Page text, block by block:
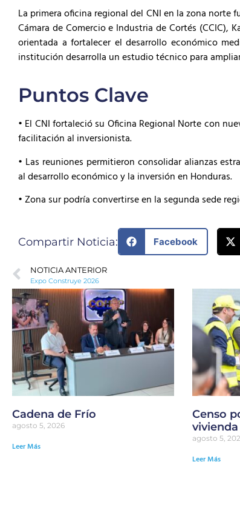
La primera oficina regional del CNI en la zona norte
Cámara de Comercio e Industria de Cortés (CCIC),
orientada a fortalecer el desarrollo económico
institución desarrolla un estudio técnico para
Puntos Clave
• El CNI fortaleció su Oficina Regional Norte con
facilitación al inversionista.
• Las reuniones permitieron consolidar alianzas
al desarrollo económico y la inversión en Honduras.
• Zona sur podría convertirse en la segunda sede
Compartir Noticia: Facebook
NOTICIA ANTERIOR
Expo Construye 2026
Cadena de Frío
agosto 5, 2026
Leer Más
Censo
vivienda
agosto 5,
Leer Más